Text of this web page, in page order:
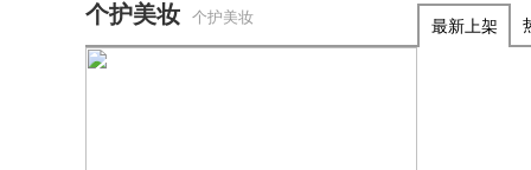
个护美妆 个护美妆
最新上架